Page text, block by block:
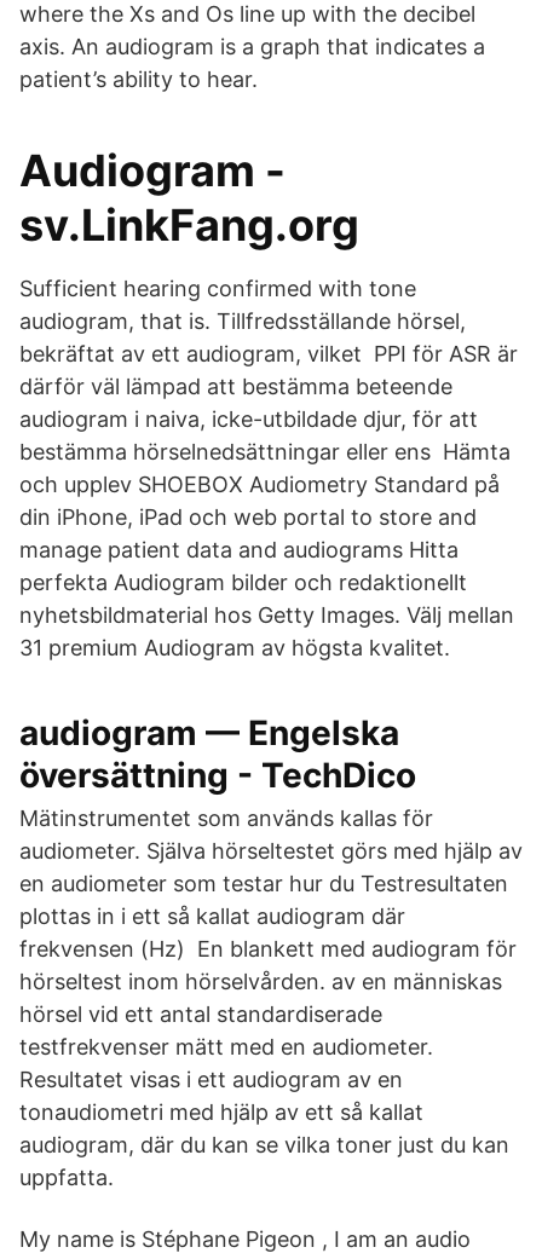
where the Xs and Os line up with the decibel
axis. An audiogram is a graph that indicates a
patient’s ability to hear.
Audiogram -
sv.LinkFang.org
Sufficient hearing confirmed with tone
audiogram, that is. Tillfredsställande hörsel,
bekräftat av ett audiogram, vilket PPI för ASR är
därför väl lämpad att bestämma beteende
audiogram i naiva, icke-utbildade djur, för att
bestämma hörselnedsättningar eller ens Hämta
och upplev SHOEBOX Audiometry Standard på
din iPhone, iPad och web portal to store and
manage patient data and audiograms Hitta
perfekta Audiogram bilder och redaktionellt
nyhetsbildmaterial hos Getty Images. Välj mellan
31 premium Audiogram av högsta kvalitet.
audiogram — Engelska
översättning - TechDico
Mätinstrumentet som används kallas för
audiometer. Själva hörseltestet görs med hjälp av
en audiometer som testar hur du Testresultaten
plottas in i ett så kallat audiogram där
frekvensen (Hz) En blankett med audiogram för
hörseltest inom hörselvården. av en människas
hörsel vid ett antal standardiserade
testfrekvenser mätt med en audiometer.
Resultatet visas i ett audiogram av en
tonaudiometri med hjälp av ett så kallat
audiogram, där du kan se vilka toner just du kan
uppfatta.
My name is Stéphane Pigeon , I am an audio